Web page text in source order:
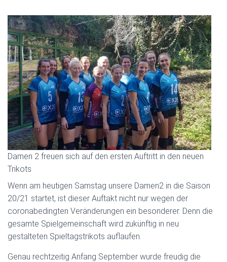
Damen 2 freuen sich auf den ersten Auftritt in den neuen
Trikots
Wenn am heutigen Samstag unsere Damen2 in die Saison
20/21 startet, ist dieser Auftakt nicht nur wegen der
coronabedingten Veränderungen ein besonderer. Denn die
gesamte Spielgemeinschaft wird zukünftig in neu
gestalteten Spieltagstrikots auflaufen.
Genau rechtzeitig Anfang September wurde freudig die